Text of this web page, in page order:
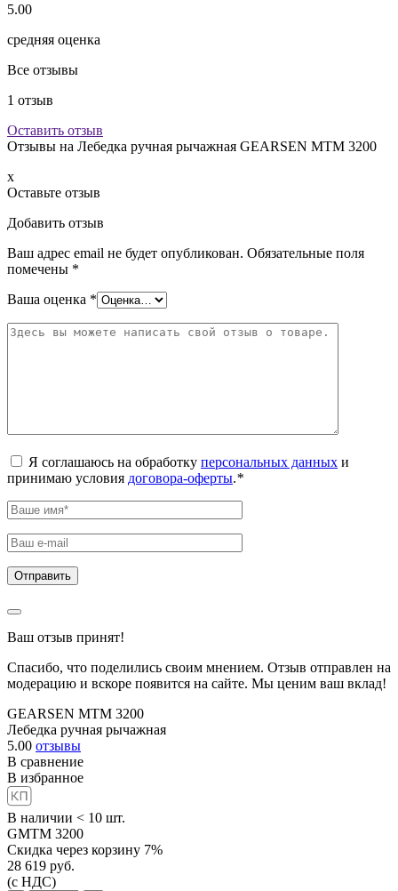
5.00
средняя оценка
Все отзывы
1 отзыв
Оставить отзыв
Отзывы на Лебедка ручная рычажная GEARSEN MTM 3200
x
Оставьте отзыв
Добавить отзыв
Ваш адрес email не будет опубликован. Обязательные поля
помечены *
Ваша оценка *
Я соглашаюсь на обработку персональных данных и
принимаю условия договора-оферты.*
Ваш отзыв принят!
Спасибо, что поделились своим мнением. Отзыв отправлен на
модерацию и вскоре появится на сайте. Мы ценим ваш вклад!
GEARSEN MTM 3200
Лебедка ручная рычажная
5.00 отзывы
В сравнение
В избранное
В наличии < 10 шт.
GMTM 3200
Скидка через корзину 7%
28 619 руб.
(с НДС)